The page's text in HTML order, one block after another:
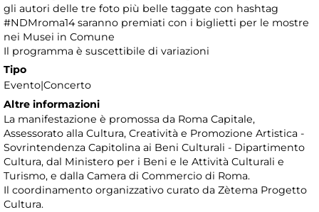
gli autori delle tre foto più belle taggate con hashtag
#NDMroma14 saranno premiati con i biglietti per le mostre
nei Musei in Comune
Il programma è suscettibile di variazioni
Tipo
Evento|Concerto
Altre informazioni
La manifestazione è promossa da Roma Capitale,
Assessorato alla Cultura, Creatività e Promozione Artistica -
Sovrintendenza Capitolina ai Beni Culturali - Dipartimento
Cultura, dal Ministero per i Beni e le Attività Culturali e
Turismo, e dalla Camera di Commercio di Roma.
Il coordinamento organizzativo curato da Zètema Progetto
Cultura.